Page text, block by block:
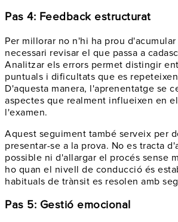
Pas 4: Feedback estructurat
Per millorar no n'hi ha prou
necessari revisar el que passa a
Analitzar els errors permet distingir
puntuals i dificultats que es
D'aquesta manera, l'aprenentatge se
aspectes que realment influeixen en
l'examen.
Aquest seguiment també serveix per
presentar-se a la prova. No es tracta
possible ni d'allargar el procés sense
ho quan el nivell de conducció és
habituals de trànsit es resolen amb
Pas 5: Gestió emocional